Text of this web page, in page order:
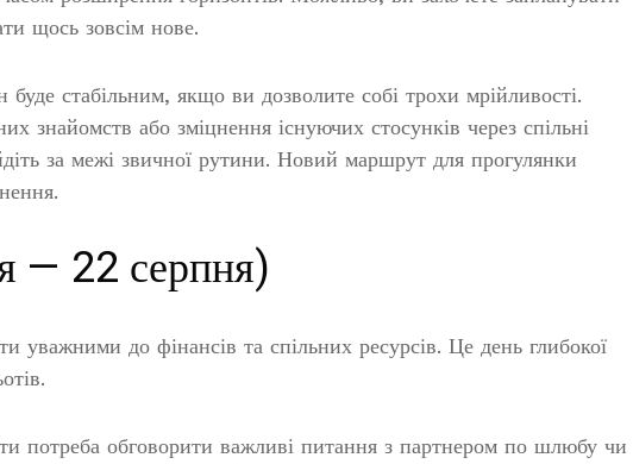
щось зовсім нове.
буде стабільним, якщо ви дозволите собі трохи мрійливості.
знайомств або зміцнення існуючих стосунків через спільні
за межі звичної рутини. Новий маршрут для прогулянки
— 22 серпня)
уважними до фінансів та спільних ресурсів. Це день глибокої
потреба обговорити важливі питання з партнером по шлюбу чи